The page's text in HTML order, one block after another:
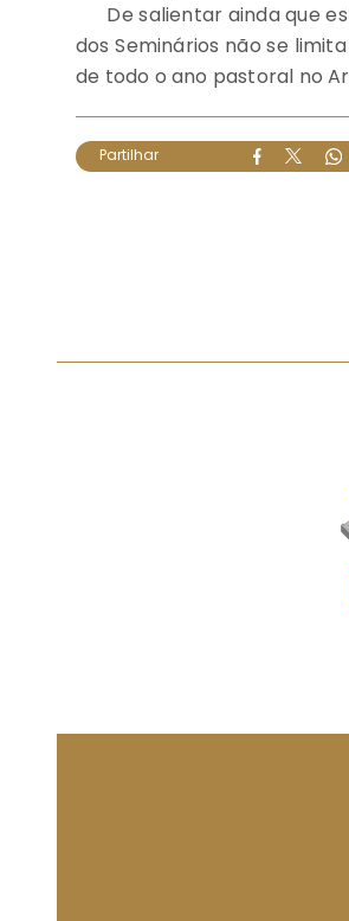
De salientar ainda que
dos Seminários não se
de todo o ano pastoral no
Partilhar